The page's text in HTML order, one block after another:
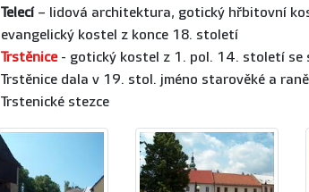
Telecí – lidová architektura, gotický hřbitovní
evangelický kostel z konce 18. století
Trstěnice - gotický kostel z 1. pol. 14. století se
Trstěnice dala v 19. stol. jméno starověké a
Trstenické stezce